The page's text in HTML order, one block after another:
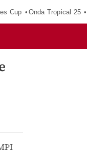
Cup Onda Tropical 25